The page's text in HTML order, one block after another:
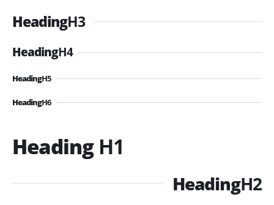
HeadingH3
HeadingH4
HeadingH5
HeadingH6
Heading H1
HeadingH2